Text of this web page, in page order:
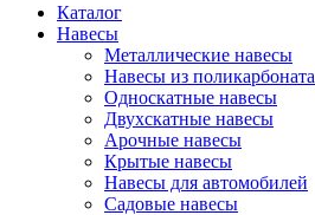
Каталог
Навесы
Металлические навесы
Навесы из поликарбоната
Односкатные навесы
Двухскатные навесы
Арочные навесы
Крытые навесы
Навесы для автомобилей
Садовые навесы